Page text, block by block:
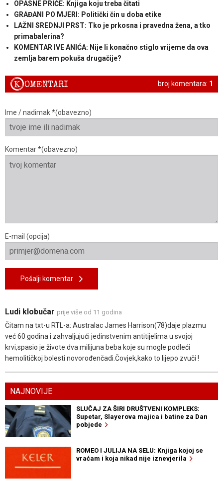
OPASNE PRIČE: Knjiga koju treba čitati
GRAĐANI PO MJERI: Politički čin u doba etike
LAŽNI SREDNJI PRST: Tko je prkosna i pravedna žena, a tko
primabalerina?
KOMENTAR IVE ANIĆA: Nije li konačno stiglo vrijeme da ova
zemlja barem pokuša drugačije?
broj komentara: 1
KOMENTARI
Ime / nadimak *(obavezno)
Komentar *(obavezno)
E-mail (opcija)
Pošalji komentar
Ludi klobučar prije više od 11 godina
Čitam na txt-u RTL-a: Australac James Harrison(78)daje plazmu
već 60 godina i zahvaljujući jedinstvenim antitijelima u svojoj
krvi,spasio je živote dva milijuna beba koje su mogle podleći
hemolitičkoj bolesti novorođenčadi.Čovjek,kako to lijepo zvuči !
NAJNOVIJE
SLUČAJ ZA ŠIRI DRUŠTVENI KOMPLEKS:
Supetar, Slayerova majica i batine za Dan
pobjede
ROMEO I JULIJA NA SELU: Knjiga kojoj se
vraćam i koja nikad nije iznevjerila